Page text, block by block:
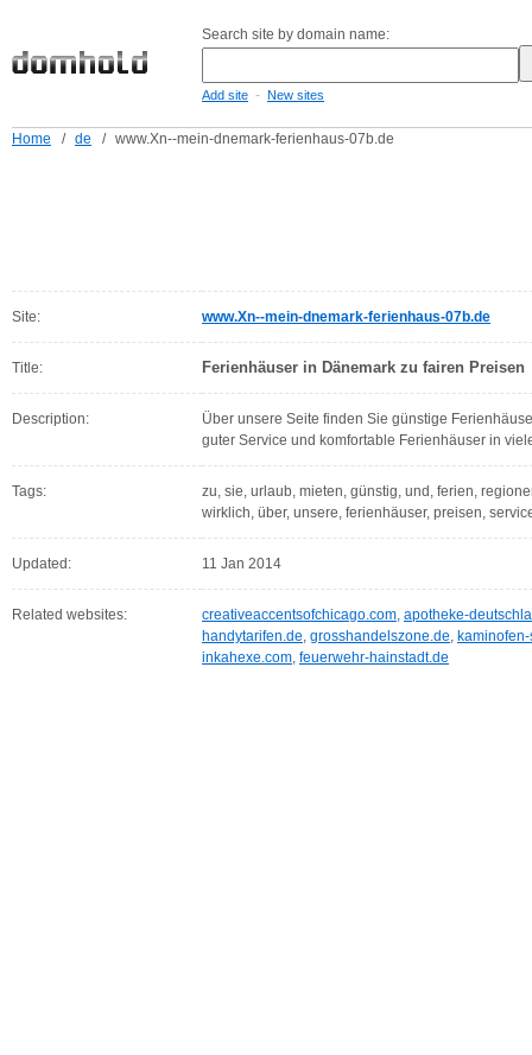
Search site by domain name:
Add site - New sites
Home / de / www.Xn--mein-dnemark-ferienhaus-07b.de
Site: www.Xn--mein-dnemark-ferienhaus-07b.de
Title: Ferienhäuser in Dänemark zu fairen Preisen
Description:
Über unsere Seite finden Sie günstige
guter Service und komfortable Ferienhäuser in
Tags:
zu, sie, urlaub, mieten, günstig, und, ferien,
wirklich, über, unsere, ferienhäuser, preisen,
Updated: 11 Jan 2014
Related websites: creativeaccentsofchicago.com, apotheke-
handytarifen.de, grosshandelszone.de,
inkahexe.com, feuerwehr-hainstadt.de